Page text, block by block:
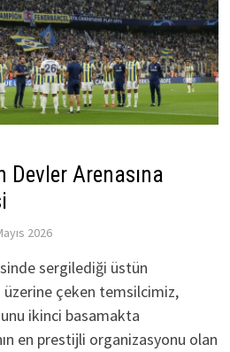
Devler Arenasına
2026
sergilediği üstün
çeken temsilcimiz,
ikinci basamakta
en prestijli organizasyonu olan